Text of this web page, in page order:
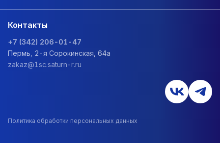
Контакты
+7 (342) 206-01-47
Пермь, 2-я Сорокинская, 64а
zakaz@1sc.saturn-r.ru
Политика обработки персональных данных